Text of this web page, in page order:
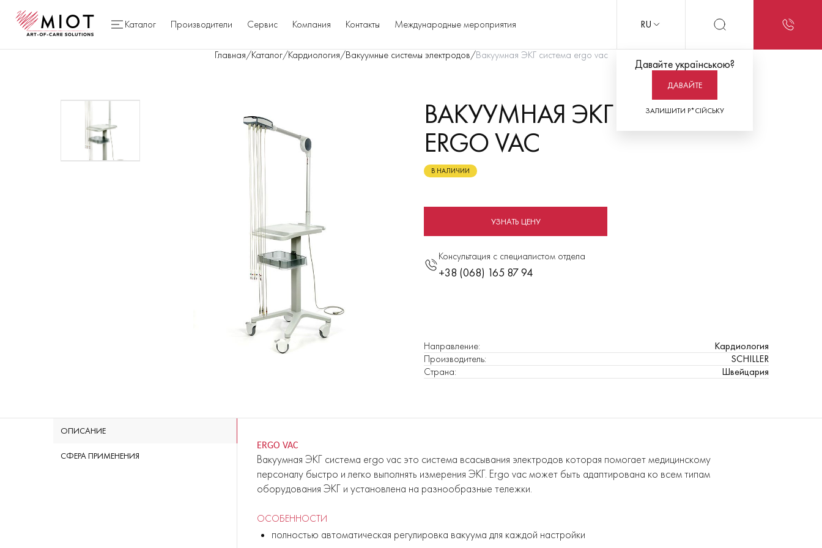
Каталог Производители Сервис Компания Контакты Международные мероприятия RU
Давайте українською?
ДАВАЙТЕ
ЗАЛИШИТИ Р*СІЙСЬКУ
Главная/Каталог/Кардиология/Вакуумные системы электродов/Вакуумная ЭКГ система ergo vac
ВАКУУМНАЯ ЭКГ СИСТЕМА
ERGO VAC
В НАЛИЧИИ
УЗНАТЬ ЦЕНУ
Консультация с специалистом отдела
+38 (068) 165 87 94
Направление:
Кардиология
Производитель:
SCHILLER
Страна: Швейцария
ОПИСАНИЕ
СФЕРА ПРИМЕНЕНИЯ
ERGO VAC
Вакуумная ЭКГ система ergo vac это система всасывания электродов которая помогает медицинскому
персоналу быстро и легко выполнять измерения ЭКГ. Еrgo vac может быть адаптирована ко всем типам
оборудования ЭКГ и установлена на разнообразные тележки.
ОСОБЕННОСТИ
полностью автоматическая регулировка вакуума для каждой настройки